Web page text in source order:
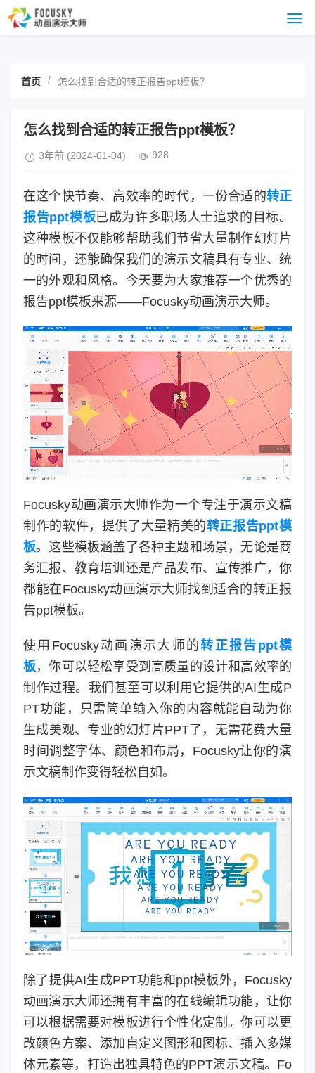
首页 / 怎么找到合适的转正报告ppt模板？
怎么找到合适的转正报告ppt模板？
3年前 (2024-01-04) 928
在这个快节奏、高效率的时代，一份合适的转正
报告ppt模板已成为许多职场人士追求的目标。
这种模板不仅能够帮助我们节省大量制作幻灯片
的时间，还能确保我们的演示文稿具有专业、统
一的外观和风格。今天要为大家推荐一个优秀的
报告ppt模板来源——Focusky动画演示大师。
Focusky动画演示大师作为一个专注于演示文稿
制作的软件，提供了大量精美的转正报告ppt模
板。这些模板涵盖了各种主题和场景，无论是商
务汇报、教育培训还是产品发布、宣传推广，你
都能在Focusky动画演示大师找到适合的转正报
告ppt模板。
使用Focusky动画演示大师的转正报告ppt模
板 ，你可以轻松享受到高质量的设计和高效率的
制作过程。我们甚至可以利用它提供的AI生成P
PT功能，只需简单输入你的内容就能自动为你
生成美观、专业的幻灯片PPT了，无需花费大量
时间调整字体、颜色和布局，Focusky让你的演
示文稿制作变得轻松自如。
除了提供AI生成PPT功能和ppt模板外，Focusky
动画演示大师还拥有丰富的在线编辑功能，让你
可以根据需要对模板进行个性化定制。你可以更
改颜色方案、添加自定义图形和图标、插入多媒
体元素等，打造出独具特色的PPT演示文稿。Fo